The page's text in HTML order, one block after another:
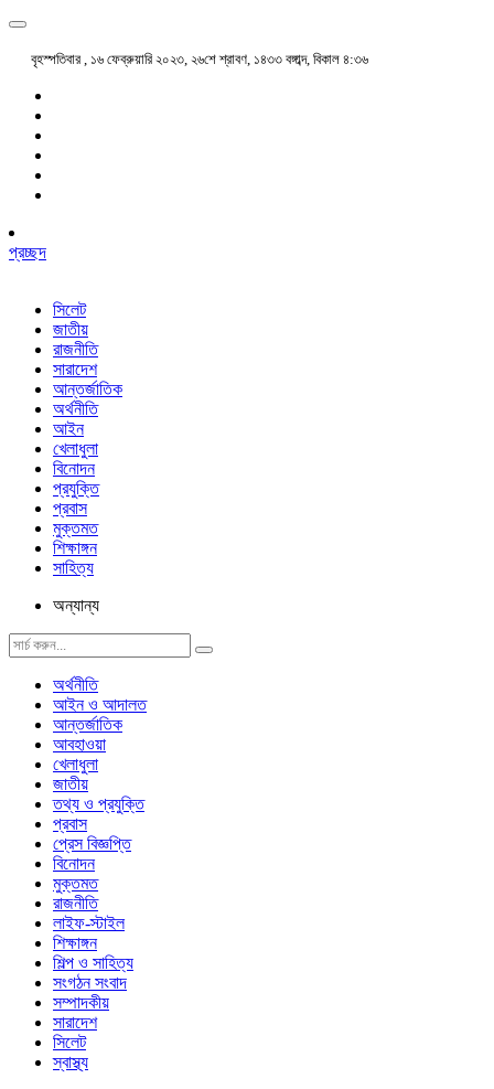
বৃহস্পতিবার , ১৬ ফেব্রুয়ারি ২০২৩, ২৬শে শ্রাবণ, ১৪৩৩ বঙ্গাব্দ, বিকাল ৪:৩৬
প্রচ্ছদ
সিলেট
জাতীয়
রাজনীতি
সারাদেশ
আন্তর্জাতিক
অর্থনীতি
আইন
খেলাধুলা
বিনোদন
প্রযুক্তি
প্রবাস
মুক্তমত
শিক্ষাঙ্গন
সাহিত্য
অন্যান্য
অর্থনীতি
আইন ও আদালত
আন্তর্জাতিক
আবহাওয়া
খেলাধুলা
জাতীয়
তথ্য ও প্রযুক্তি
প্রবাস
প্রেস বিজ্ঞপ্তি
বিনোদন
মুক্তমত
রাজনীতি
লাইফ-স্টাইল
শিক্ষাঙ্গন
শিল্প ও সাহিত্য
সংগঠন সংবাদ
সম্পাদকীয়
সারাদেশ
সিলেট
স্বাস্থ্য